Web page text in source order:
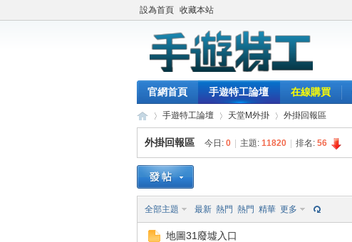
設為首頁 收藏本站
官網首頁 手遊特工論壇 在線購買
»
手遊特工論壇 天堂M外掛 外掛回報區
外掛回報區 今日: 0 主題: 11820 排名: 56
全部主題 最新 熱門 熱門 精華 更多
地圖31廢墟入口